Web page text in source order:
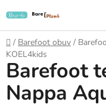
na
obsah
Domů
/ Barefoot obuv /
KOEL4kids
Barefoot
Nappa